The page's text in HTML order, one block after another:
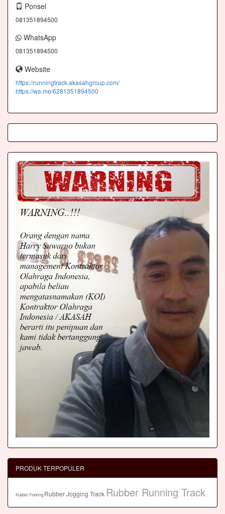
Ponsel
081351894500
WhatsApp
081351894500
Website
https://runningtrack.akasahgroup.com/
https://wa.me/6281351894500
PRODUK TERPOPULER
Rubber Flooring Rubber Jogging Track Rubber Running Track